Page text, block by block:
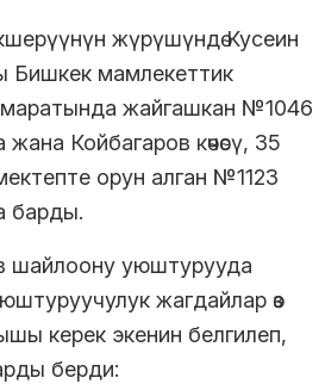
жүрүшүндө Кусеин
Бишкек мамлекеттик
жайгашкан №1046
Койбагаров көчөсү, 35
орун алган №1123
барды.
шайлоону уюштурууда
жагдайлар өз
керек экенин белгилеп,
берди: